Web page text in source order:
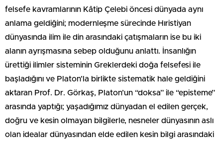
felsefe kavramlarının Kâtip Çelebi öncesi dünyada aynı
anlama geldiğini; modernleşme sürecinde Hıristiyan
dünyasında ilim ile din arasındaki çatışmaların ise bu iki
alanın ayrışmasına sebep olduğunu anlattı. İnsanlığın
ürettiği ilimler sisteminin Greklerdeki doğa felsefesi ile
başladığını ve Platon’la birlikte sistematik hale geldiğini
aktaran Prof. Dr. Görkaş, Platon’un “doksa” ile “episteme”
arasında yaptığı; yaşadığımız dünyadan el edilen gerçek,
doğru ve kesin olmayan bilgilerle, nesneler dünyasının aslı
olan idealar dünyasından elde edilen kesin bilgi arasındaki